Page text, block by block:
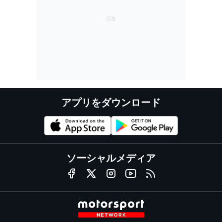
アプリをダウンロード
ソーシャルメディア